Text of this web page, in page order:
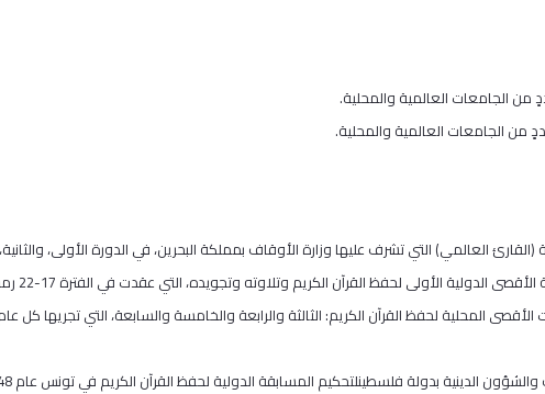
من الجامعات العالمية والمحلية.
من الجامعات العالمية والمحلية.
العالمي) التي تشرف عليها وزارة الأوقاف بمملكة البحرين، في الدورة الأولى، والثانية،
الأولى لحفظ القرآن الكريم وتلاوته وتجويده، التي عقدت في الفترة 17-22 رمضان 1433هـ.
المحلية لحفظ القرآن الكريم: الثالثة والرابعة والخامسة والسابعة، التي تجريها
الدينية بدولة فلسطينلتحكيم المسابقة الدولية لحفظ القرآن الكريم في تونس عام 1248هـ – 2007م.